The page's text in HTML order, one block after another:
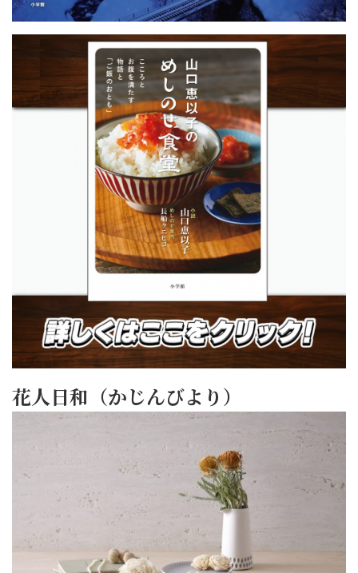
花人日和（かじんびより）